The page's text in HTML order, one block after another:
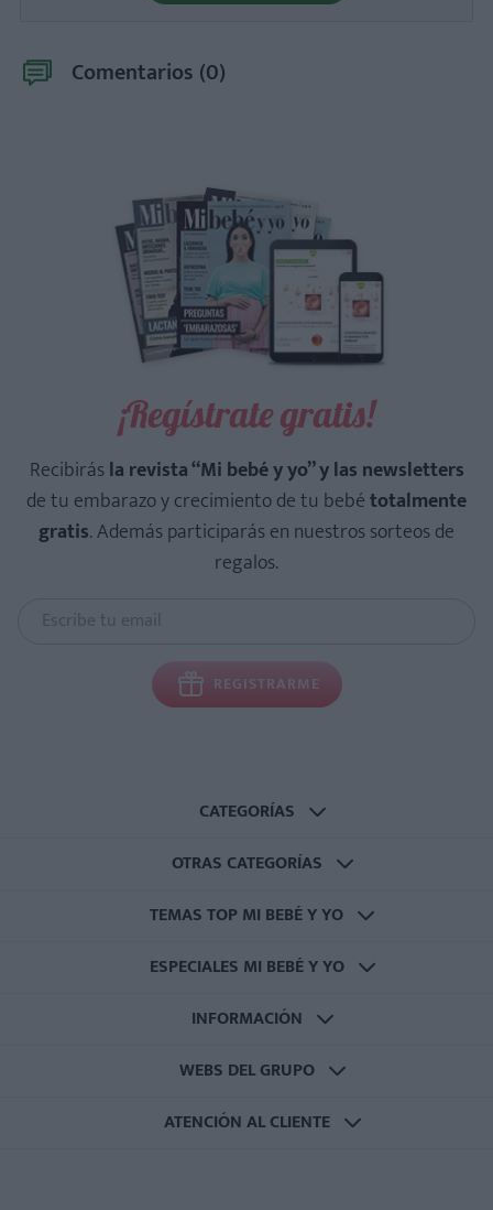
Comentarios (0)
¡Regístrate gratis!
Recibirásla revista “Mi bebé y yo” y las newsletters
de tu embarazo y crecimiento de tu bebétotalmente
gratis. Además participarás en nuestros sorteos de
regalos.
REGISTRARME
CATEGORÍAS
OTRAS CATEGORÍAS
TEMAS TOP MI BEBÉ Y YO
ESPECIALES MI BEBÉ Y YO
INFORMACIÓN
WEBS DEL GRUPO
ATENCIÓN AL CLIENTE